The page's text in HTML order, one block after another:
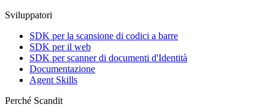
Sviluppatori
SDK per la scansione di codici a barre
SDK per il web
SDK per scanner di documenti d'Identità
Documentazione
Agent Skills
Perché Scandit